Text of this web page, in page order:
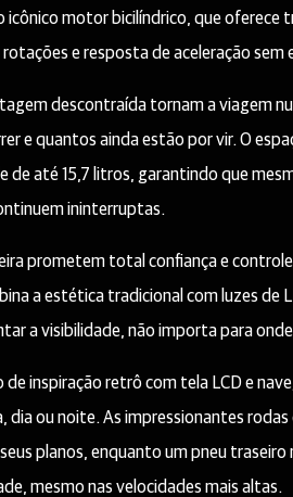
motor bicilíndrico, que oferece
e resposta de aceleração sem
descontraída tornam a viagem
e quantos ainda estão por vir. O
de até 15,7 litros, garantindo que
ininterruptas.
prometem total confiança e
a estética tradicional com luzes de
a visibilidade, não importa para
inspiração retrô com tela LCD e
ou noite. As impressionantes rodas
planos, enquanto um pneu
mesmo nas velocidades mais altas.